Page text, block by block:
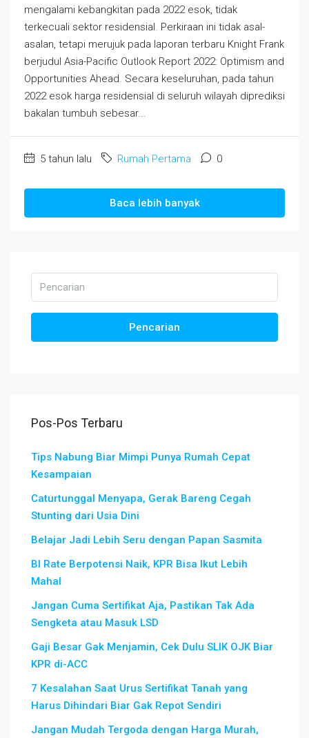
mengalami kebangkitan pada 2022 esok, tidak
terkecuali sektor residensial. Perkiraan ini tidak asal-
asalan, tetapi merujuk pada laporan terbaru Knight Frank
berjudul Asia-Pacific Outlook Report 2022: Optimism and
Opportunities Ahead. Secara keseluruhan, pada tahun
2022 esok harga residensial di seluruh wilayah diprediksi
bakalan tumbuh sebesar...
5 tahun lalu Rumah Pertama 0
Baca lebih banyak
Pencarian
Pos-Pos Terbaru
Tips Nabung Biar Mimpi Punya Rumah Cepat
Kesampaian
Caturtunggal Menyapa, Gerak Bareng Cegah
Stunting dari Usia Dini
Belajar Jadi Lebih Seru dengan Papan Sasmita
BI Rate Berpotensi Naik, KPR Bisa Ikut Lebih
Mahal
Jangan Cuma Sertifikat Aja, Pastikan Tak Ada
Sengketa atau Masuk LSD
Gaji Besar Gak Menjamin, Cek Dulu SLIK OJK Biar
KPR di-ACC
7 Kesalahan Saat Urus Sertifikat Tanah yang
Harus Dihindari Biar Gak Repot Sendiri
Jangan Mudah Tergoda dengan Harga Murah,